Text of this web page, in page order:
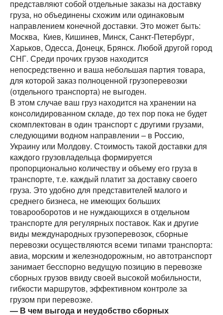
представляют собой отдельные заказы на доставку
груза, но объединены схожим или одинаковым
направлением конечной доставки. Это может быть:
Москва, Киев, Кишинев, Минск, Санкт-Петербург,
Харьков, Одесса, Донецк, Брянск. Любой другой город
СНГ. Среди прочих грузов находится
непосредственно и ваша небольшая партия товара,
для которой заказ полноценной грузоперевозки
(отдельного транспорта) не выгоден.
В этом случае ваш груз находится на хранении на
консолидированном складе, до тех пор пока не будет
скомплектован в один транспорт с другими грузами,
следующими водном направлении – в Россию,
Украину или Молдову. Стоимость такой доставки для
каждого грузовладельца формируется
пропорционально количеству и объему его груза в
транспорте, т.е. каждый платит за доставку своего
груза. Это удобно для представителей малого и
среднего бизнеса, не имеющих больших
товарооборотов и не нуждающихся в отдельном
транспорте для регулярных поставок. Как и другие
виды международных грузоперевозок, сборные
перевозки осуществляются всеми типами транспорта:
авиа, морским и железнодорожным, но автотранспорт
занимает бесспорно ведущую позицию в перевозке
сборных грузов ввиду своей высокой мобильности,
гибкости маршрутов, эффективном контроле за
грузом при перевозке.
— В чем выгода и неудобство сборных